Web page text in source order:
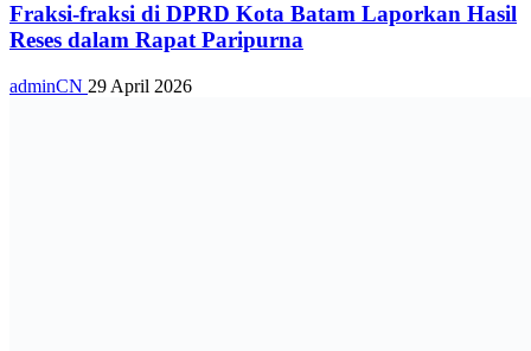
Fraksi-fraksi di DPRD Kota Batam Laporkan Hasil
Reses dalam Rapat Paripurna
adminCN 29 April 2026